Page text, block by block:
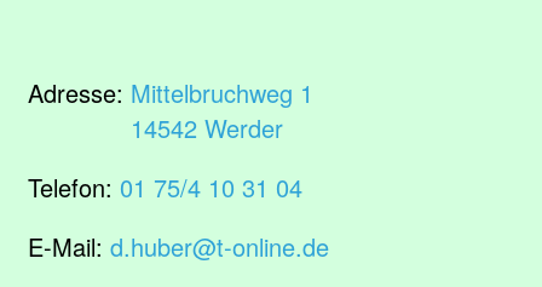
Adresse: Mittelbruchweg 1
14542 Werder
Telefon: 01 75/4 10 31 04
E-Mail: d.huber@t-online.de